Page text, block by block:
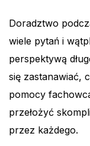
Doradztwo
wiele pytań i
perspektywą
się zastanawiać,
pomocy
przełożyć
przez każdego.